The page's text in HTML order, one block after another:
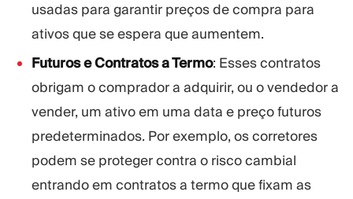
usadas para garantir preços de compra para
ativos que se espera que aumentem.
Futuros e Contratos a Termo: Esses contratos
obrigam o comprador a adquirir, ou o vendedor a
vender, um ativo em uma data e preço futuros
predeterminados. Por exemplo, os corretores
podem se proteger contra o risco cambial
entrando em contratos a termo que fixam as